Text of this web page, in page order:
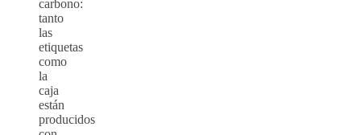
carbono:
tanto
las
etiquetas
como
la
caja
están
producidos